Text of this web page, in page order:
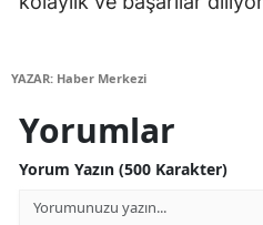
YAZAR: Haber Merkezi
Yorumlar
Yorum Yazın (500 Karakter)